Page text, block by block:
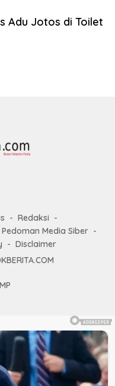
Adu Jotos di Toilet
Redaksi
Pedoman Media Siber
Disclaimer